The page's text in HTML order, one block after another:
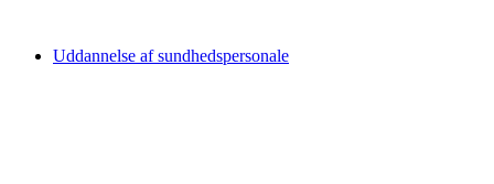
Uddannelse af sundhedspersonale